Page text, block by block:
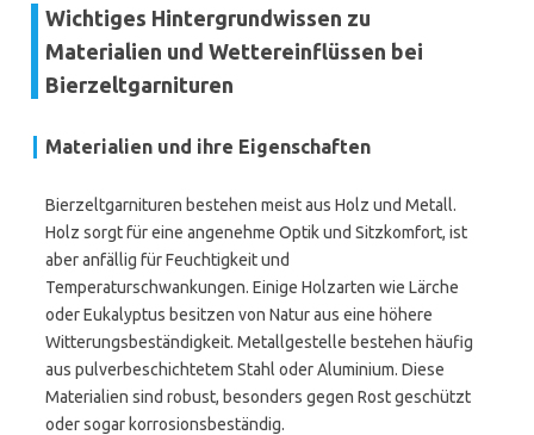
Wichtiges Hintergrundwissen zu
Materialien und Wettereinflüssen bei
Bierzeltgarnituren
Materialien und ihre Eigenschaften
Bierzeltgarnituren bestehen meist aus Holz und Metall.
Holz sorgt für eine angenehme Optik und Sitzkomfort, ist
aber anfällig für Feuchtigkeit und
Temperaturschwankungen. Einige Holzarten wie Lärche
oder Eukalyptus besitzen von Natur aus eine höhere
Witterungsbeständigkeit. Metallgestelle bestehen häufig
aus pulverbeschichtetem Stahl oder Aluminium. Diese
Materialien sind robust, besonders gegen Rost geschützt
oder sogar korrosionsbeständig.